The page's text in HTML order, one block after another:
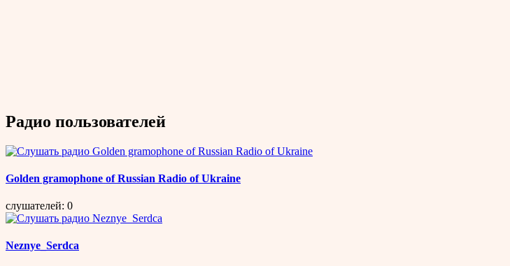
Радио пользователей
Golden gramophone of Russian Radio of Ukraine
слушателей: 0
Neznye_Serdca